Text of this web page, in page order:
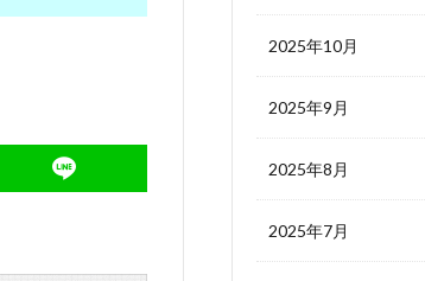
2025年10月
2025年9月
2025年8月
2025年7月